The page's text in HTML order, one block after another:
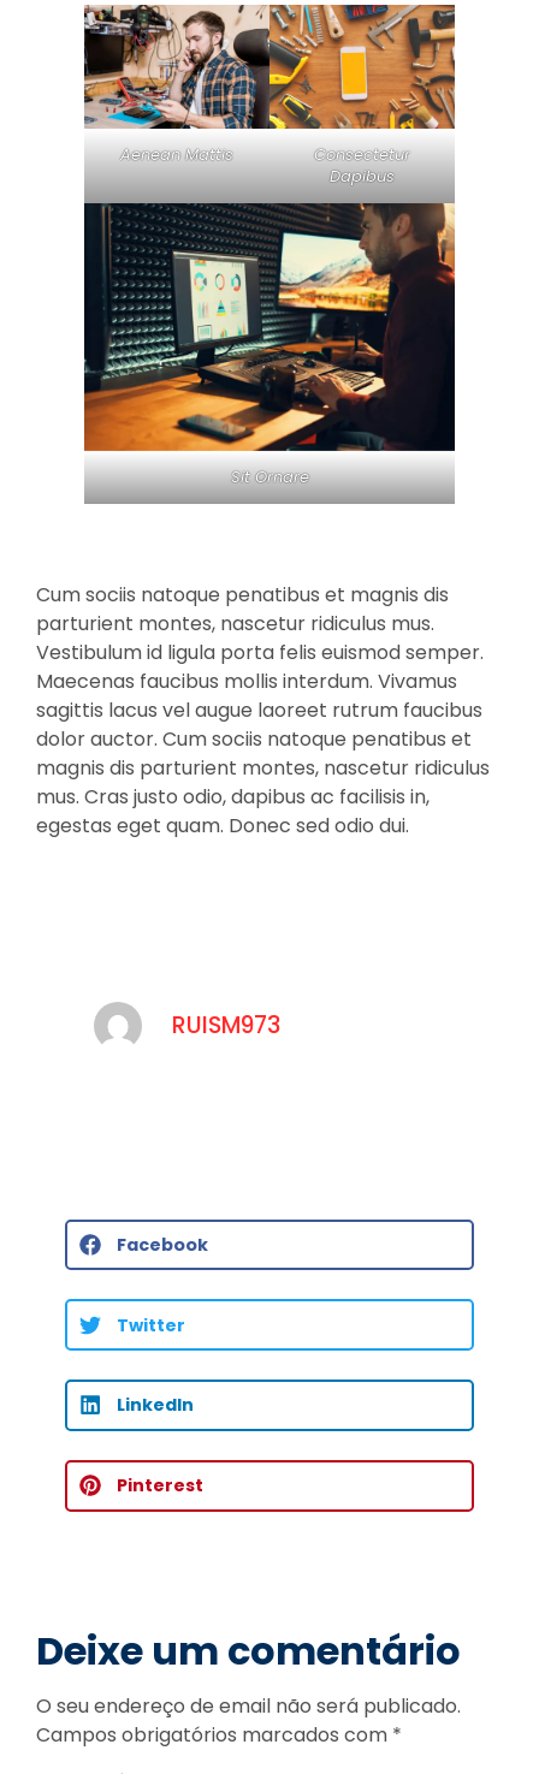
Aenean Mattis
Consectetur
Dapibus
Sit Ornare
Cum sociis natoque penatibus et magnis dis
parturient montes, nascetur ridiculus mus.
Vestibulum id ligula porta felis euismod semper.
Maecenas faucibus mollis interdum. Vivamus
sagittis lacus vel augue laoreet rutrum faucibus
dolor auctor. Cum sociis natoque penatibus et
magnis dis parturient montes, nascetur ridiculus
mus. Cras justo odio, dapibus ac facilisis in,
egestas eget quam. Donec sed odio dui.
RUISM973
Facebook
Twitter
LinkedIn
Pinterest
Deixe um comentário
O seu endereço de email não será publicado.
Campos obrigatórios marcados com *